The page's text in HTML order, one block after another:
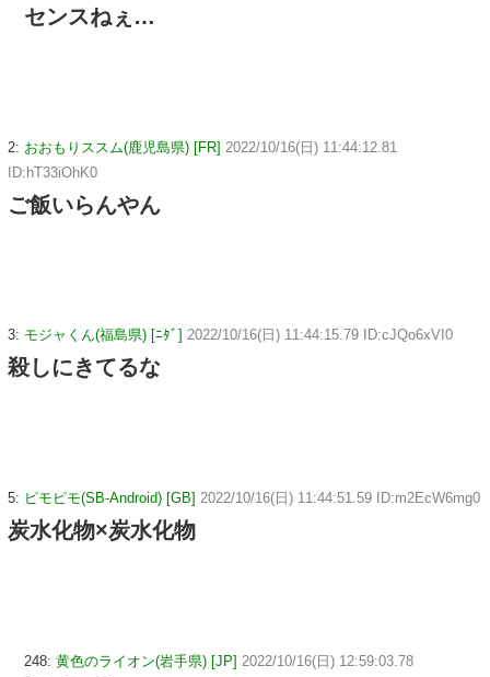
センスねぇ…
2: おおもりススム(鹿児島県) [FR] 2022/10/16(日) 11:44:12.81
ID:hT33iOhK0
ご飯いらんやん
3: モジャくん(福島県) [ﾆﾀﾞ] 2022/10/16(日) 11:44:15.79 ID:cJQo6xVI0
殺しにきてるな
5: ピモピモ(SB-Android) [GB] 2022/10/16(日) 11:44:51.59 ID:m2EcW6mg0
炭水化物×炭水化物
248: 黄色のライオン(岩手県) [JP] 2022/10/16(日) 12:59:03.78